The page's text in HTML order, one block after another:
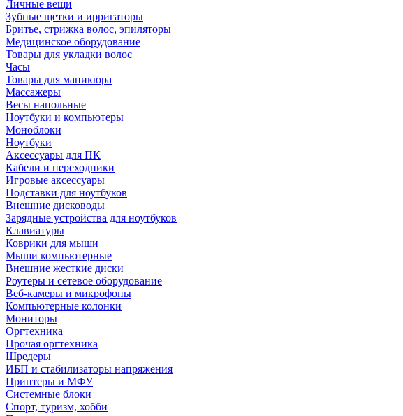
Личные вещи
Зубные щетки и ирригаторы
Бритье, стрижка волос, эпиляторы
Медицинское оборудование
Товары для укладки волос
Часы
Товары для маникюра
Массажеры
Весы напольные
Ноутбуки и компьютеры
Моноблоки
Ноутбуки
Аксессуары для ПК
Кабели и переходники
Игровые аксессуары
Подставки для ноутбуков
Внешние дисководы
Зарядные устройства для ноутбуков
Клавиатуры
Коврики для мыши
Мыши компьютерные
Внешние жесткие диски
Роутеры и сетевое оборудование
Веб-камеры и микрофоны
Компьютерные колонки
Мониторы
Оргтехника
Прочая оргтехника
Шредеры
ИБП и стабилизаторы напряжения
Принтеры и МФУ
Системные блоки
Спорт, туризм, хобби